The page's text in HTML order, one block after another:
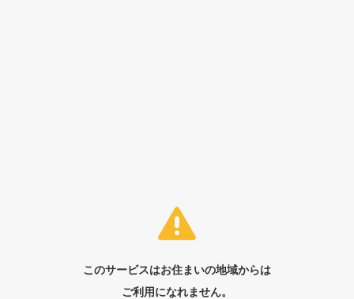
このサービスはお住まいの地域からは
ご利用になれません。